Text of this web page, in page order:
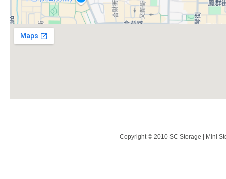
Copyright © 2010 SC Storage | Mini